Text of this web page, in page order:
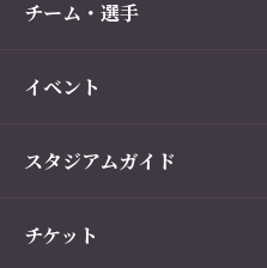
チーム・選手
イベント
スタジアムガイド
チケット